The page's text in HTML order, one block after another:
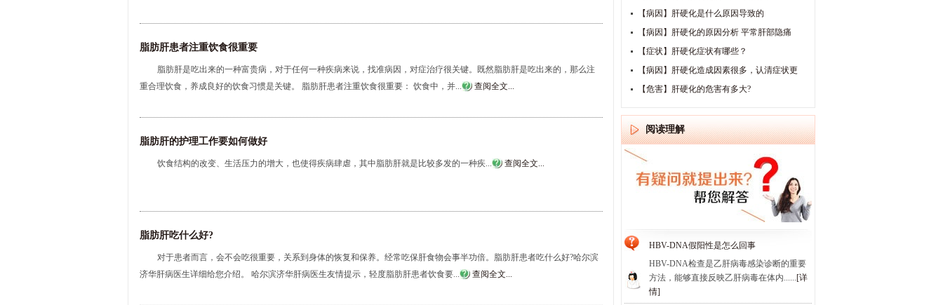
脂肪肝患者注重饮食很重要
脂肪肝是吃出来的一种富贵病，对于任何一种疾病来说，找准病因，对症治疗很关键。既然脂肪肝是吃出来的，那么注
重合理饮食，养成良好的饮食习惯是关键。 脂肪肝患者注重饮食很重要： 饮食中，并...
查阅全文...
脂肪肝的护理工作要如何做好
饮食结构的改变、生活压力的增大，也使得疾病肆虐，其中脂肪肝就是比较多发的一种疾... 查阅全文...
脂肪肝吃什么好?
对于患者而言，会不会吃很重要，关系到身体的恢复和保养。经常吃保肝食物会事半功倍。脂肪肝患者吃什么好?哈尔滨
济华肝病医生详细给您介绍。 哈尔滨济华肝病医生友情提示，轻度脂肪肝患者饮食要...
查阅全文...
【病因】肝硬化是什么原因导致的
【病因】肝硬化的原因分析 平常肝部隐痛
【症状】肝硬化症状有哪些？
【病因】肝硬化造成因素很多，认清症状更
【危害】肝硬化的危害有多大?
阅读理解
HBV-DNA假阳性是怎么回事
HBV-DNA检查是乙肝病毒感染诊断的重要
方法，能够直接反映乙肝病毒在体内......[详
情]